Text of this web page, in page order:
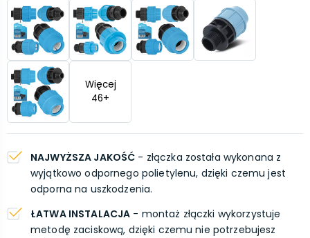
Więcej
46+
NAJWYŻSZA JAKOŚĆ - złączka została wykonana z
wyjątkowo odpornego polietylenu, dzięki czemu jest
odporna na uszkodzenia.
ŁATWA INSTALACJA - montaż złączki wykorzystuje
metodę zaciskową, dzięki czemu nie potrzebujesz